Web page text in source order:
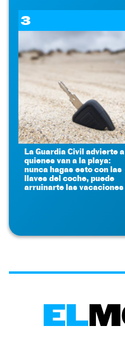
3
La Guardia Civil advierte a
quienes van a la playa:
nunca hagas esto con las
llaves del coche, puede
arruinarte las vacaciones